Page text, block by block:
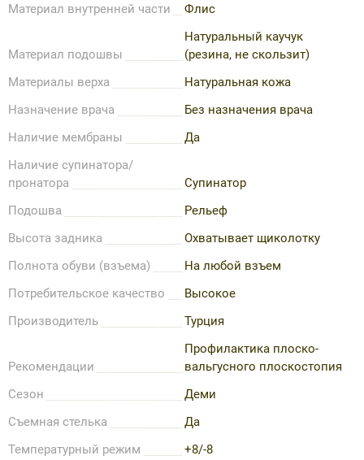
Материал внутренней части
Флис
Материал подошвы
Натуральный каучук
(резина, не скользит)
Материалы верха
Натуральная кожа
Назначение врача
Без назначения врача
Наличие мембраны
Да
Наличие супинатора/
пронатора
Супинатор
Подошва
Рельеф
Высота задника
Охватывает щиколотку
Полнота обуви (взъема)
На любой взъем
Потребительское качество
Высокое
Производитель
Турция
Рекомендации
Профилактика плоско-
вальгусного плоскостопия
Сезон
Деми
Съемная стелька
Да
Температурный режим
+8/-8